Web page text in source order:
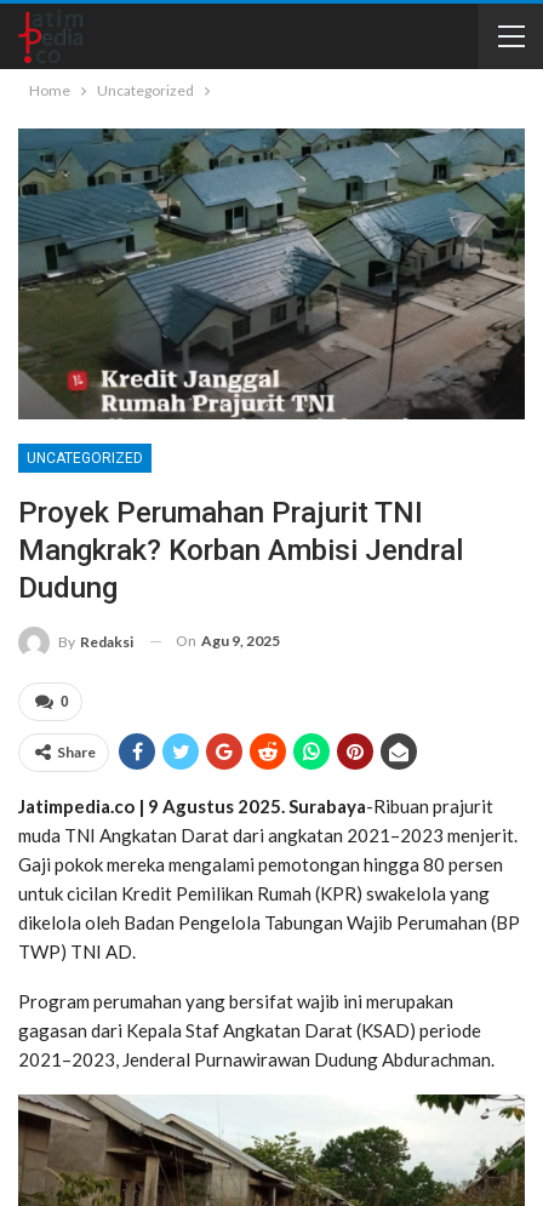
Home Uncategorized
UNCATEGORIZED
Proyek Perumahan Prajurit TNI
Mangkrak? Korban Ambisi Jendral
Dudung
By Redaksi On Agu 9, 2025
0
Share
Jatimpedia.co | 9 Agustus 2025. Surabaya-Ribuan prajurit
muda TNI Angkatan Darat dari angkatan 2021–2023 menjerit.
Gaji pokok mereka mengalami pemotongan hingga 80 persen
untuk cicilan Kredit Pemilikan Rumah (KPR) swakelola yang
dikelola oleh Badan Pengelola Tabungan Wajib Perumahan (BP
TWP) TNI AD.
Program perumahan yang bersifat wajib ini merupakan
gagasan dari Kepala Staf Angkatan Darat (KSAD) periode
2021–2023, Jenderal Purnawirawan Dudung Abdurachman.